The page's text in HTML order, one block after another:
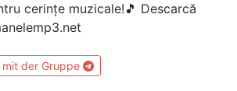
cerințe muzicale!🎵 Descarcă
der Gruppe